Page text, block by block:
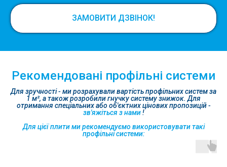
ЗАМОВИТИ ДЗВІНОК!
Рекомендовані профільні системи
Для зручності - ми розрахували вартість профільних систем за
1 м², а також розробили гнучку систему знижок. Для
отримання спеціальних або об'єктних цінових пропозицій -
зв'яжіться з нами !
Для цієї плити ми рекомендуємо використовувати такі
профільні системи: